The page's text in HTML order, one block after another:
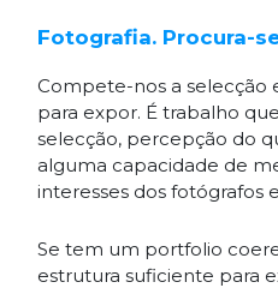
Fotografia. Procura-
Compete-nos a selecção
para expor. É trabalho
selecção, percepção do
alguma capacidade de
interesses dos fotógrafos
Se tem um portfolio
estrutura suficiente para